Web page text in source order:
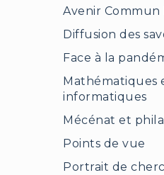
Avenir Commun
Diffusion des
Face à la
Mathématiques
informatiques
Mécénat et
Points de vue
Portrait de